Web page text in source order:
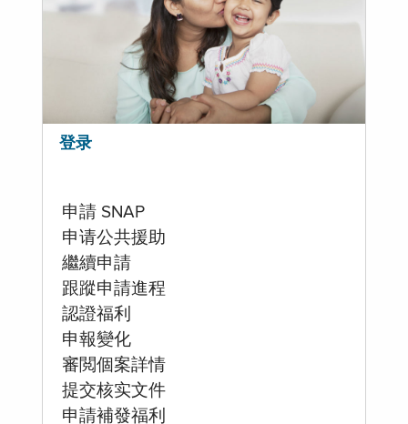
登录
申請 SNAP
申请公共援助
繼續申請
跟蹤申請進程
認證福利
申報變化
審閲個案詳情
提交核实文件
申請補發福利